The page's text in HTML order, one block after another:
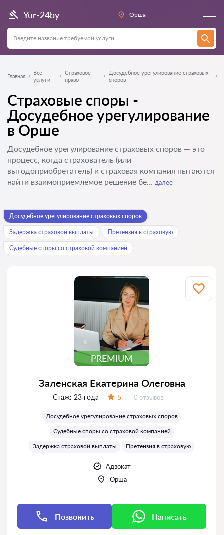
Yur-24by Орша
Главная
Все
услуги
Страховое
право
Досудебное урегулирование страховых
споров
Страховые споры -
Досудебное урегулирование
в Орше
Досудебное урегулирование страховых споров — это
процесс, когда страхователь (или
выгодоприобретатель) и страховая компания пытаются
найти взаимоприемлемое решение бе... далее
Досудебное урегулирование страховых споров
Задержка страховой выплаты Претензия в страховую
Судебные споры со страховой компанией
PREMIUM
Заленская Екатерина Олеговна
Стаж: 23 года 5 Отзывов:
0 отзывов
Досудебное урегулирование страховых споров
Судебные споры со страховой компанией
Задержка страховой выплаты
Претензия в страховую
Адвокат
Орша
Позвонить Написать